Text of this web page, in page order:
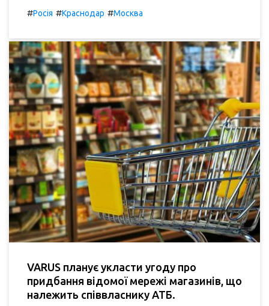
#Росія #Краснодар #Москва
VARUS планує укласти угоду про
придбання відомої мережі магазинів, що
належить співвласнику АТБ.